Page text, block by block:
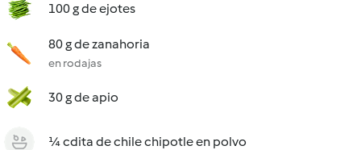
100 g de ejotes
80 g de zanahoria
en rodajas
30 g de apio
¼ cdita de chile chipotle en polvo